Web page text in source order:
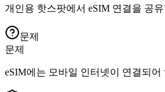
개인용 핫스팟에서 eSIM 연결을 공
문제
문제
eSIM에는 모바일 인터넷이 연결되어